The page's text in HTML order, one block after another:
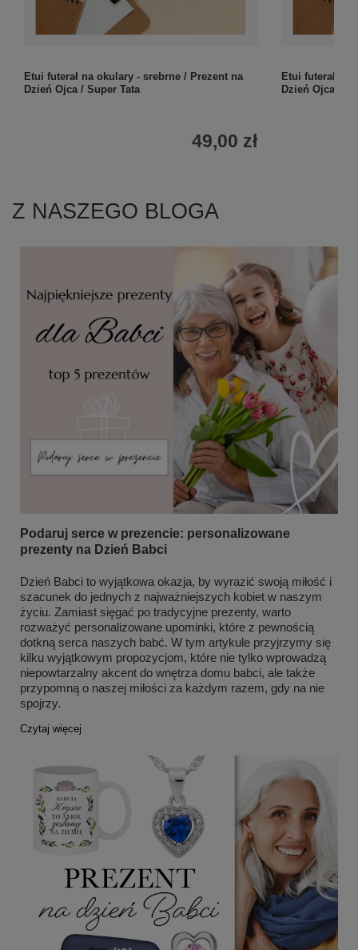
Etui futerał na okulary - srebrne / Prezent na
Dzień Ojca / Super Tata
49,00 zł
Etui futerał na
Dzień Ojca
Z NASZEGO BLOGA
Podaruj serce w prezencie: personalizowane
prezenty na Dzień Babci
Dzień Babci to wyjątkowa okazja, by wyrazić swoją miłość i
szacunek do jednych z najważniejszych kobiet w naszym
życiu. Zamiast sięgać po tradycyjne prezenty, warto
rozważyć personalizowane upominki, które z pewnością
dotkną serca naszych babć. W tym artykule przyjrzymy się
kilku wyjątkowym propozycjom, które nie tylko wprowadzą
niepowtarzalny akcent do wnętrza domu babci, ale także
przypomną o naszej miłości za każdym razem, gdy na nie
spojrzy.
Czytaj więcej